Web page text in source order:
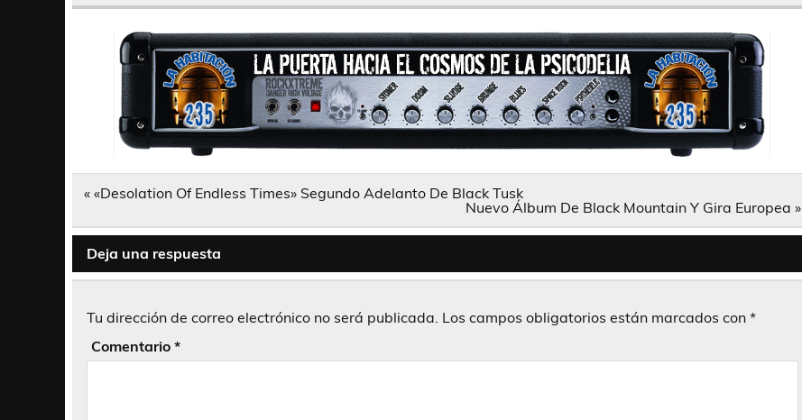
Navegación
« «Desolation Of Endless Times» Segundo Adelanto De Black Tusk
Nuevo Álbum De Black Mountain Y Gira Europea »
Deja una respuesta
Tu dirección de correo electrónico no será publicada. Los campos obligatorios están marcados con *
Comentario *